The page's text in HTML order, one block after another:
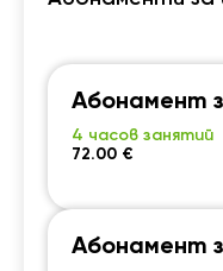
Абонамент
4 часов занятий
72.00 €
Абонамент